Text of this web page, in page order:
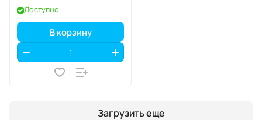
Доступно
В корзину
Загрузить еще